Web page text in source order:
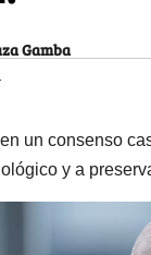
Gamba
un consenso
y a